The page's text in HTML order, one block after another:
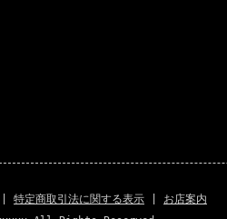
特定商取引法に関する表示
お店案内